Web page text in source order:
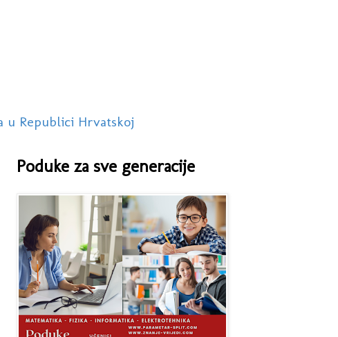
u Republici Hrvatskoj
Poduke za sve generacije